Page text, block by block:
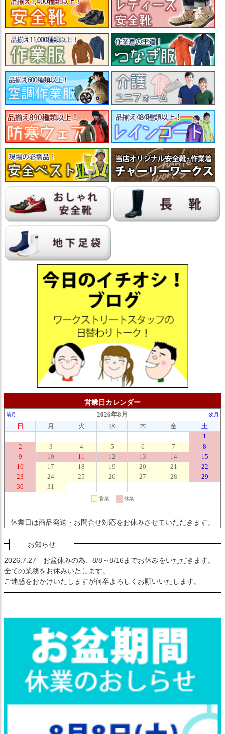
営業日カレンダー
休業日は商品発送・お問合せ対応をお休みさせていただきます。
お知らせ
2026.7.27 お盆休みの為、8/8～8/16までお休みをいただきます。
全ての業務をお休みいたします。
ご迷惑をおかけいたしますが何卒よろしくお願いいたします。